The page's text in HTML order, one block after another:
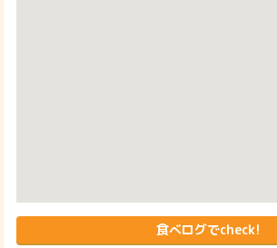
食べログでcheck!